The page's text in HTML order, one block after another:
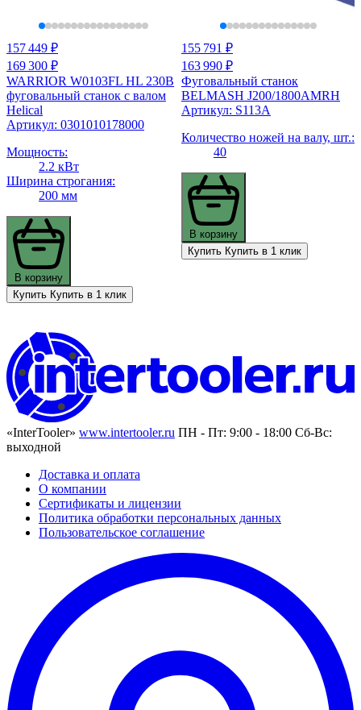
157 449 ₽
169 300 ₽
WARRIOR W0103FL HL 230В
фуговальный станок с валом
Helical
Артикул: 0301010178000
Мощность:
2.2 кВт
Ширина строгания:
200 мм
В корзину
Купить Купить в 1 клик
155 791 ₽
163 990 ₽
Фуговальный станок
BELMASH J200/1800AMRH
Артикул: S113A
Количество ножей на валу, шт.:
40
В корзину
Купить Купить в 1 клик
«InterTooler» www.intertooler.ru ПН - Пт: 9:00 - 18:00 Сб-Вс:
выходной
Доставка и оплата
О компании
Сертификаты и лицензии
Политика обработки персональных данных
Пользовательское соглашение